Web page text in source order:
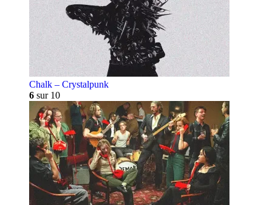
Chalk – Crystalpunk
6 sur 10